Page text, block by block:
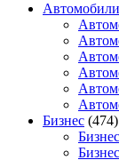
Автомобили
Бизнес (474)